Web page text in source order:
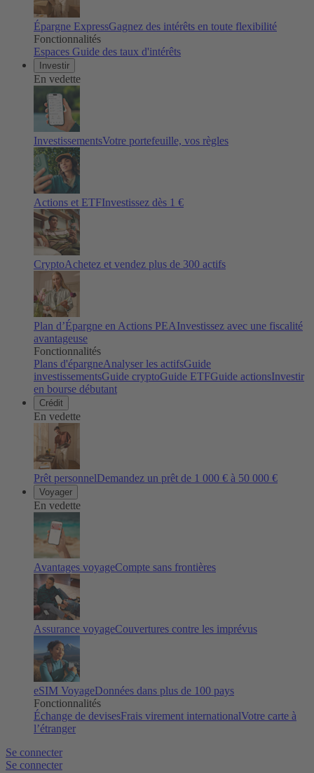
Épargne ExpressGagnez des intérêts en toute flexibilité
Fonctionnalités
Espaces Guide des taux d'intérêts
Investir
En vedette
InvestissementsVotre portefeuille, vos règles
Actions et ETFInvestissez dès 1 €
CryptoAchetez et vendez plus de 300 actifs
Plan d’Épargne en Actions PEAInvestissez avec une fiscalité
avantageuse
Fonctionnalités
Plans d'épargneAnalyser les actifsGuide
investissementsGuide cryptoGuide ETFGuide actionsInvestir
en bourse débutant
Crédit
En vedette
Prêt personnelDemandez un prêt de 1 000 € à 50 000 €
Voyager
En vedette
Avantages voyageCompte sans frontières
Assurance voyageCouvertures contre les imprévus
eSIM VoyageDonnées dans plus de 100 pays
Fonctionnalités
Échange de devisesFrais virement internationalVotre carte à
l’étranger
Se connecter
Se connecter